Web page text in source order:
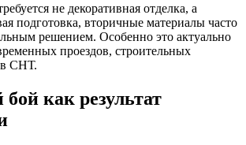
не декоративная отделка, а
подготовка, вторичные материалы часто
решением. Особенно это актуально
проездов, строительных
в СНТ.
как результат